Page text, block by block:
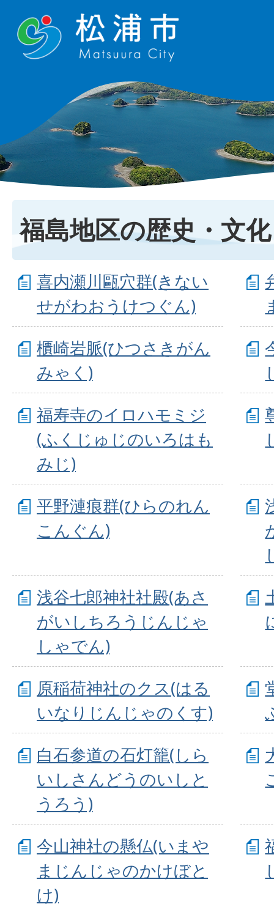
福島地区の歴史・文化
喜内瀬川甌穴群(きない
せがわおうけつぐん)
櫃崎岩脈(ひつさきがん
みゃく)
福寿寺のイロハモミジ
(ふくじゅじのいろはも
みじ)
平野漣痕群(ひらのれん
こんぐん)
浅谷七郎神社社殿(あさ
がいしちろうじんじゃ
しゃでん)
原稲荷神社のクス(はる
いなりじんじゃのくす)
白石参道の石灯籠(しら
いしさんどうのいしと
うろう)
今山神社の懸仏(いまや
まじんじゃのかけぼと
け)